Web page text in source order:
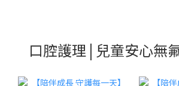
口腔護理 | 兒童安心無